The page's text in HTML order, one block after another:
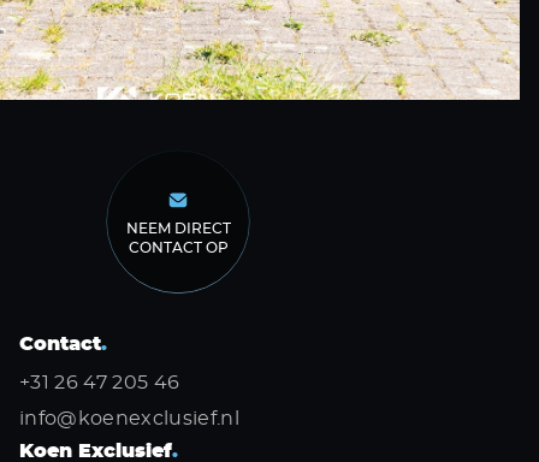
NEEM DIRECT
CONTACT OP
Contact.
+31 26 47 205 46
info@koenexclusief.nl
Koen Exclusief.